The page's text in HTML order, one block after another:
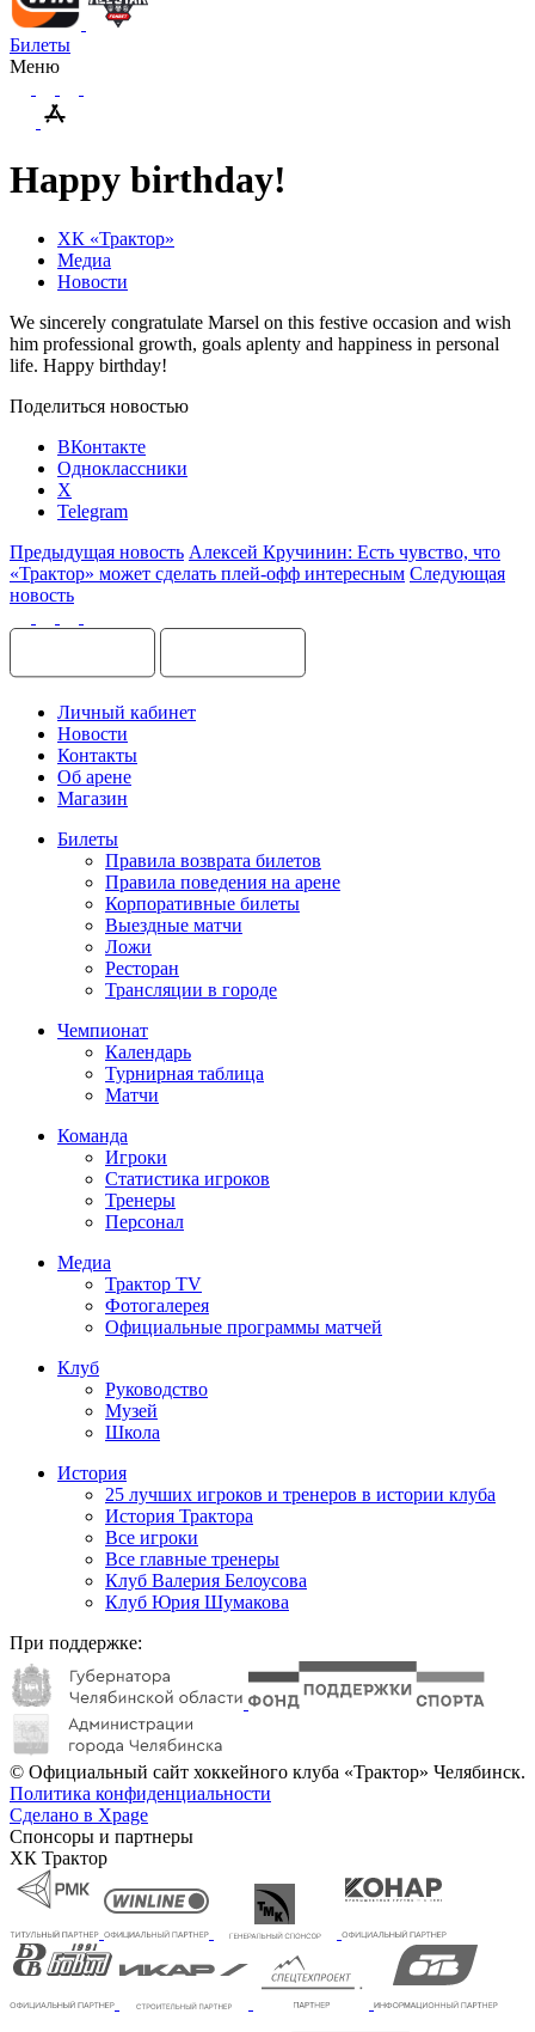
Билеты
Меню
Happy birthday!
ХК «Трактор»
Медиа
Новости
We sincerely congratulate Marsel on this festive occasion and wish
him professional growth, goals aplenty and happiness in personal
life. Happy birthday!
Поделиться новостью
ВКонтакте
Одноклассники
X
Telegram
Предыдущая новость Алексей Кручинин: Есть чувство, что
«Трактор» может сделать плей-офф интересным Следующая
новость
Личный кабинет
Новости
Контакты
Об арене
Магазин
Билеты
Правила возврата билетов
Правила поведения на арене
Корпоративные билеты
Выездные матчи
Ложи
Ресторан
Трансляции в городе
Чемпионат
Календарь
Турнирная таблица
Матчи
Команда
Игроки
Статистика игроков
Тренеры
Персонал
Медиа
Трактор TV
Фотогалерея
Официальные программы матчей
Клуб
Руководство
Музей
Школа
История
25 лучших игроков и тренеров в истории клуба
История Трактора
Все игроки
Все главные тренеры
Клуб Валерия Белоусова
Клуб Юрия Шумакова
При поддержке:
© Официальный сайт хоккейного клуба «Трактор» Челябинск.
Политика конфиденциальности
Сделано в Xpage
Спонсоры и партнеры
ХК Трактор